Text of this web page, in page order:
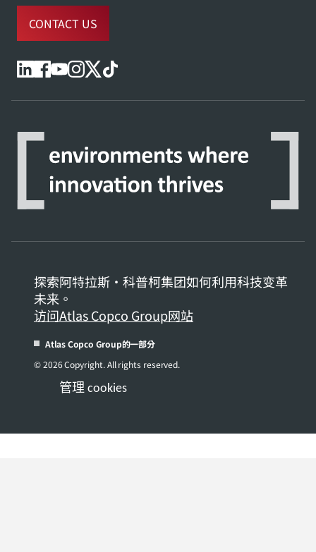
CONTACT US
探索阿特拉斯·科普柯集团如何利用科技变革
未来。
访问Atlas Copco Group网站
Atlas Copco Group的一部分
管理 cookies
© 2026 Copyright. All rights reserved.